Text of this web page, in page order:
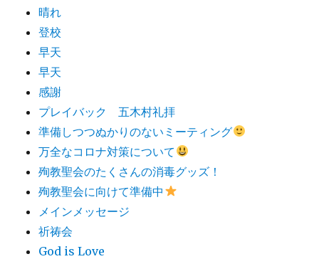
晴れ
登校
早天
早天
感謝
プレイバック 五木村礼拝
準備しつつぬかりのないミーティング
万全なコロナ対策について
殉教聖会のたくさんの消毒グッズ！
殉教聖会に向けて準備中
メインメッセージ
祈祷会
God is Love